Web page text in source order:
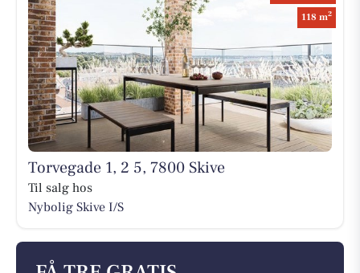
118 m2
Torvegade 1, 2 5, 7800 Skive
Til salg hos
Nybolig Skive I/S